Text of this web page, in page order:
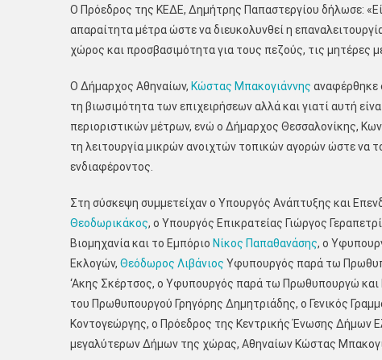
Ο Πρόεδρος της ΚΕΔΕ, Δημήτρης Παπαστεργίου δήλωσε:
απαραίτητα μέτρα ώστε να διευκολυνθεί η
χώρος και προσβασιμότητα για τους πεζούς, τις μητέρες
Ο Δήμαρχος Αθηναίων, Κώστας Μπακογιάννης αναφέρθηκε
τη βιωσιμότητα των επιχειρήσεων αλλά και γιατί αυτή
περιοριστικών μέτρων, ενώ ο Δήμαρχος Θεσσαλονίκης,
τη λειτουργία μικρών ανοιχτών τοπικών αγορών ώστε να
ενδιαφέροντος.
Στη σύσκεψη συμμετείχαν ο Υπουργός Ανάπτυξης και
Θεοδωρικάκος, ο Υπουργός Επικρατείας Γιώργος
Βιομηχανία και το Εμπόριο Νίκος Παπαθανάσης, ο
Εκλογών, Θεόδωρος Λιβάνιος Υφυπουργός παρά τω
‘Ακης Σκέρτσος, ο Υφυπουργός παρά τω Πρωθυπουργώ και
του Πρωθυπουργού Γρηγόρης Δημητριάδης, ο Γενικός
Κοντογεώργης, o Πρόεδρος της Κεντρικής Ένωσης Δήμων
μεγαλύτερων Δήμων της χώρας, Αθηναίων Κώστας